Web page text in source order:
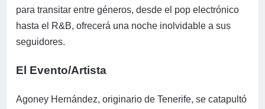
para transitar entre géneros, desde el pop electrónico
hasta el R&B, ofrecerá una noche inolvidable a sus
seguidores.
El Evento/Artista
Agoney Hernández, originario de Tenerife, se catapultó